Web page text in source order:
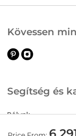
6
Segítség és
Rólunk
Vevőszolgálat
Kövessen